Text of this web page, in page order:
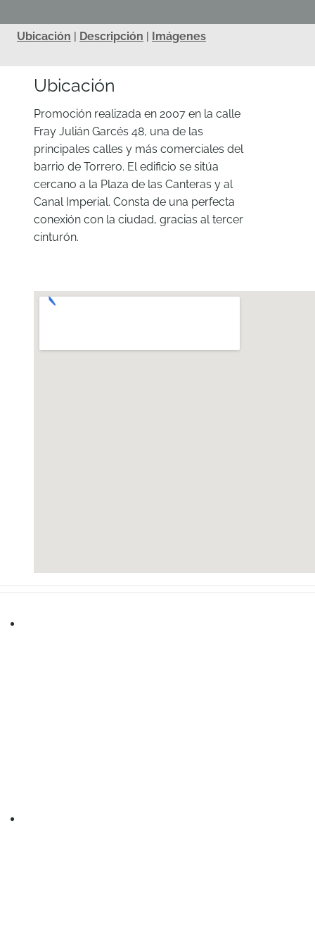
Ubicación | Descripción | Imágenes
Ubicación
Promoción realizada en 2007 en la calle
Fray Julián Garcés 48, una de las
principales calles y más comerciales del
barrio de Torrero. El edificio se sitúa
cercano a la Plaza de las Canteras y al
Canal Imperial. Consta de una perfecta
conexión con la ciudad, gracias al tercer
cinturón.